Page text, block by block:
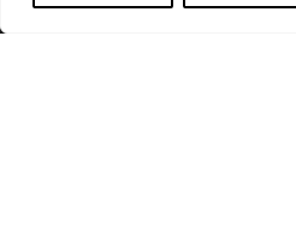
Diventa Socio